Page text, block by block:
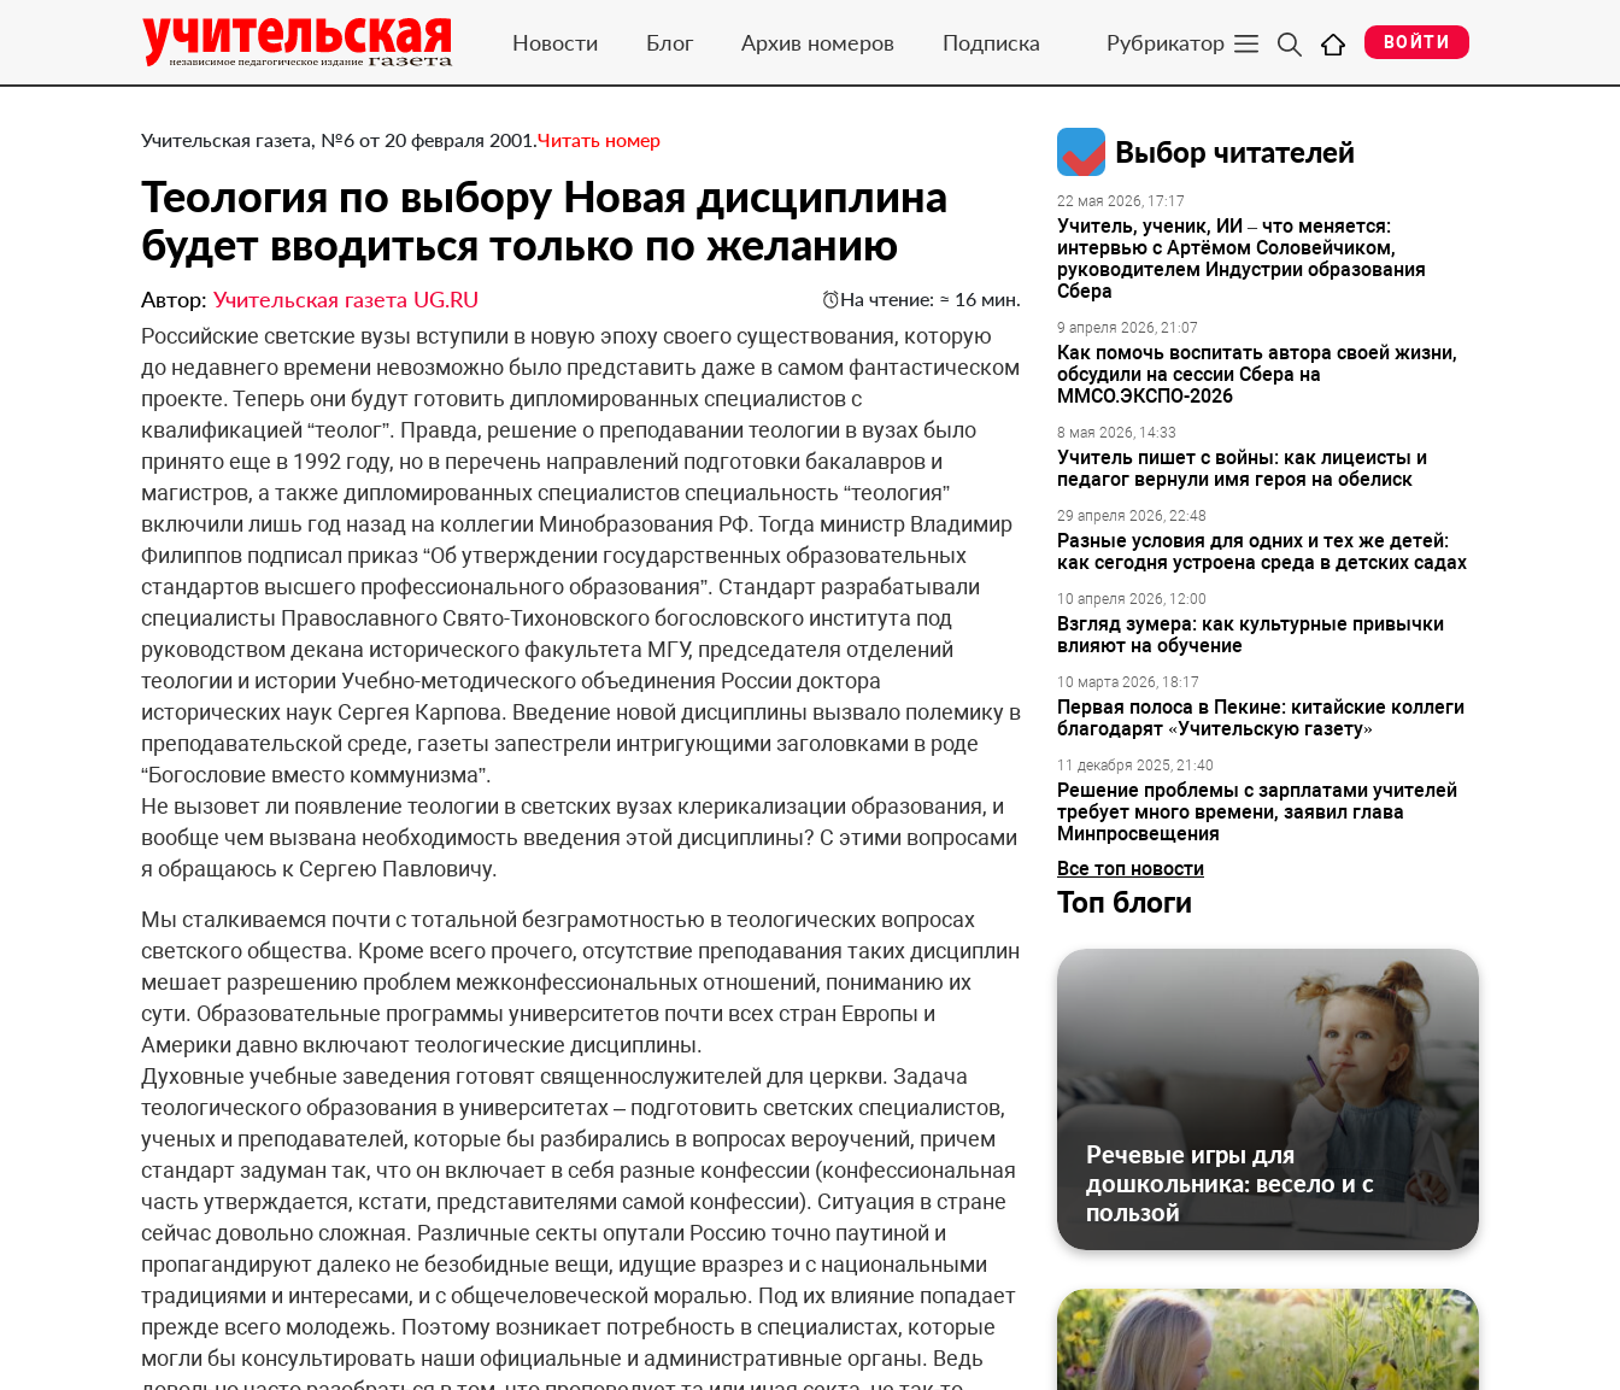
Новости Блог Архив номеров Подписка Рубрикатор ВОЙТИ
Учительская газета, №6 от 20 февраля 2001.Читать номер
Теология по выбору Новая дисциплина
будет вводиться только по желанию
Автор: Учительская газета UG.RU На чтение: ≈ 16 мин.
Российские светские вузы вступили в новую эпоху своего существования, которую
до недавнего времени невозможно было представить даже в самом фантастическом
проекте. Теперь они будут готовить дипломированных специалистов с
квалификацией “теолог”. Правда, решение о преподавании теологии в вузах было
принято еще в 1992 году, но в перечень направлений подготовки бакалавров и
магистров, а также дипломированных специалистов специальность “теология”
включили лишь год назад на коллегии Минобразования РФ. Тогда министр Владимир
Филиппов подписал приказ “Об утверждении государственных образовательных
стандартов высшего профессионального образования”. Стандарт разрабатывали
специалисты Православного Свято-Тихоновского богословского института под
руководством декана исторического факультета МГУ, председателя отделений
теологии и истории Учебно-методического объединения России доктора
исторических наук Сергея Карпова. Введение новой дисциплины вызвало полемику в
преподавательской среде, газеты запестрели интригующими заголовками в роде
“Богословие вместо коммунизма”.
Не вызовет ли появление теологии в светских вузах клерикализации образования, и
вообще чем вызвана необходимость введения этой дисциплины? С этими вопросами
я обращаюсь к Сергею Павловичу.
Мы сталкиваемся почти с тотальной безграмотностью в теологических вопросах
светского общества. Кроме всего прочего, отсутствие преподавания таких дисциплин
мешает разрешению проблем межконфессиональных отношений, пониманию их
сути. Образовательные программы университетов почти всех стран Европы и
Америки давно включают теологические дисциплины.
Духовные учебные заведения готовят священнослужителей для церкви. Задача
теологического образования в университетах – подготовить светских специалистов,
ученых и преподавателей, которые бы разбирались в вопросах вероучений, причем
стандарт задуман так, что он включает в себя разные конфессии (конфессиональная
часть утверждается, кстати, представителями самой конфессии). Ситуация в стране
сейчас довольно сложная. Различные секты опутали Россию точно паутиной и
пропагандируют далеко не безобидные вещи, идущие вразрез и с национальными
традициями и интересами, и с общечеловеческой моралью. Под их влияние попадает
прежде всего молодежь. Поэтому возникает потребность в специалистах, которые
могли бы консультировать наши официальные и административные органы. Ведь
Выбор читателей
22 мая 2026, 17:17
Учитель, ученик, ИИ – что меняется:
интервью с Артёмом Соловейчиком,
руководителем Индустрии образования
Сбера
9 апреля 2026, 21:07
Как помочь воспитать автора своей жизни,
обсудили на сессии Сбера на
ММСО.ЭКСПО-2026
8 мая 2026, 14:33
Учитель пишет с войны: как лицеисты и
педагог вернули имя героя на обелиск
29 апреля 2026, 22:48
Разные условия для одних и тех же детей:
как сегодня устроена среда в детских садах
10 апреля 2026, 12:00
Взгляд зумера: как культурные привычки
влияют на обучение
10 марта 2026, 18:17
Первая полоса в Пекине: китайские коллеги
благодарят «Учительскую газету»
11 декабря 2025, 21:40
Решение проблемы с зарплатами учителей
требует много времени, заявил глава
Минпросвещения
Все топ новости
Топ блоги
Речевые игры для
дошкольника: весело и с
пользой